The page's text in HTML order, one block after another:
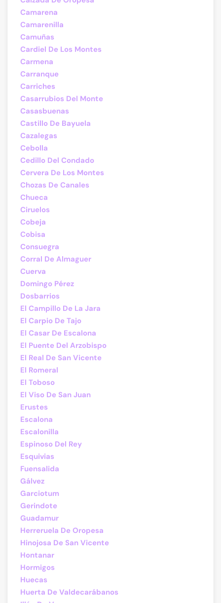
Camarena
Camarenilla
Camuñas
Cardiel De Los Montes
Carmena
Carranque
Carriches
Casarrubios Del Monte
Casasbuenas
Castillo De Bayuela
Cazalegas
Cebolla
Cedillo Del Condado
Cervera De Los Montes
Chozas De Canales
Chueca
Ciruelos
Cobeja
Cobisa
Consuegra
Corral De Almaguer
Cuerva
Domingo Pérez
Dosbarrios
El Campillo De La Jara
El Carpio De Tajo
El Casar De Escalona
El Puente Del Arzobispo
El Real De San Vicente
El Romeral
El Toboso
El Viso De San Juan
Erustes
Escalona
Escalonilla
Espinoso Del Rey
Esquivias
Fuensalida
Gálvez
Garciotum
Gerindote
Guadamur
Herreruela De Oropesa
Hinojosa De San Vicente
Hontanar
Hormigos
Huecas
Huerta De Valdecarábanos